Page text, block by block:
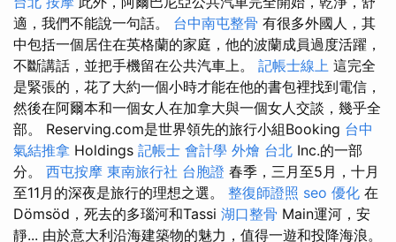
適，我們不能說一句話。 台中南屯整骨 有很多外國人，其
中包括一個居住在英格蘭的家庭，他的波蘭成員過度活躍，
不斷講話，並把手機留在公共汽車上。 記帳士線上 這完全
是緊張的，花了大約一個小時才能在他的書包裡找到電信，
然後在阿爾本和一個女人在加拿大與一個女人交談，幾乎全
部。 Reserving.com是世界領先的旅行小組Booking 台中
氣結推拿 Holdings 記帳士 會計學 外燴 台北 Inc.的一部
分。 西屯按摩 東南旅行社 台胞證 春季，三月至5月，十月
至11月的深夜是旅行的理想之選。 整復師證照 seo 優化 在
Dömsöd，死去的多瑙河和Tassi 湖口整骨 Main運河，安
靜... 由於意大利沿海建築物的魅力，值得一遊和投降海浪。